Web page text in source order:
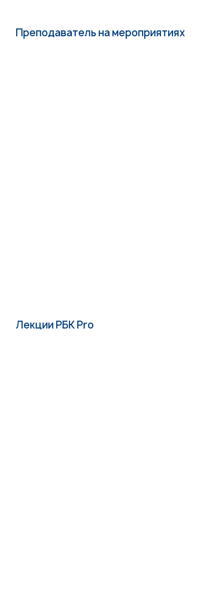
Преподаватель на мероприятиях
Лекции РБК Pro